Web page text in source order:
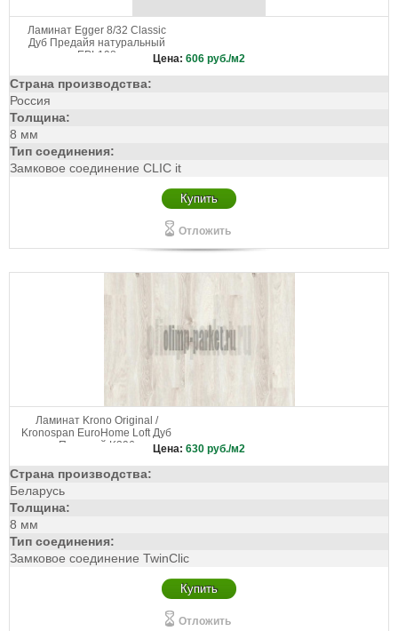
Ламинат Egger 8/32 Classic
Дуб Предайя натуральный
EPL198
Цена: 606 руб./м2
Страна производства:
Россия
Толщина:
8 мм
Тип соединения:
Замковое соединение CLIC it
Купить
Отложить
Ламинат Krono Original /
Kronospan EuroHome Loft Дуб
Парящий K396
Цена: 630 руб./м2
Страна производства:
Беларусь
Толщина:
8 мм
Тип соединения:
Замковое соединение TwinClic
Купить
Отложить